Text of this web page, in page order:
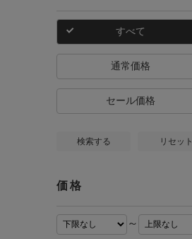
すべて
通常価格
セール価格
検索する リセット
価格
～